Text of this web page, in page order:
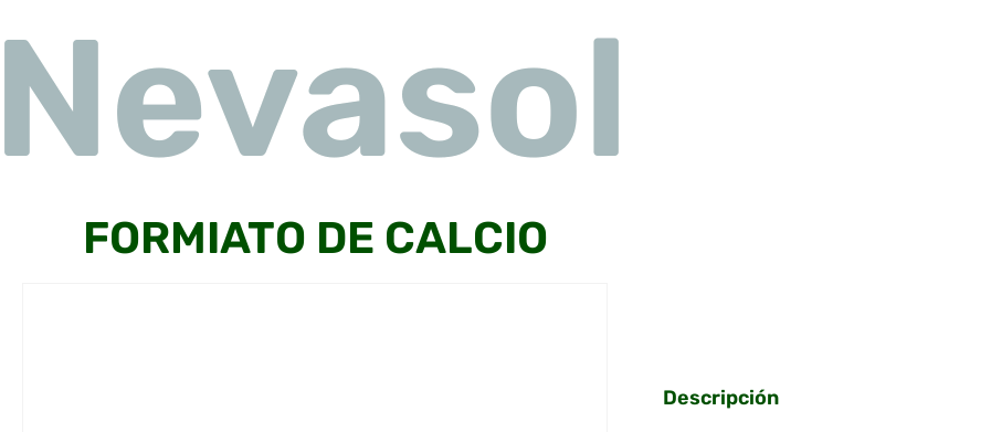
FORMIATO DE CALCIO
Descripción